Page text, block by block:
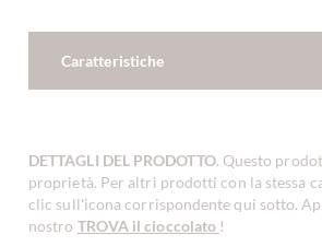
Caratteristiche
DETTAGLI DEL PRODOTTO. Questo
proprietà. Per altri prodotti con la stessa
clic sull'icona corrispondente qui sotto.
nostro TROVA il cioccolato !